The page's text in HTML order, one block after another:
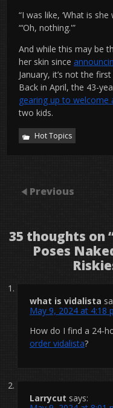
“I was like, ‘What is
“‘Oh, nothing.'”
And while this may be
her skin since
January, it’s not the
Back in April, the 43-
gearing up to welcome
two kids.
Hot Topics
Previous
35 thoughts on
Poses
what is vidalista
May 9, 2024 at 4:18
How do I find a 24-
order vidalista?
Larrycut says: